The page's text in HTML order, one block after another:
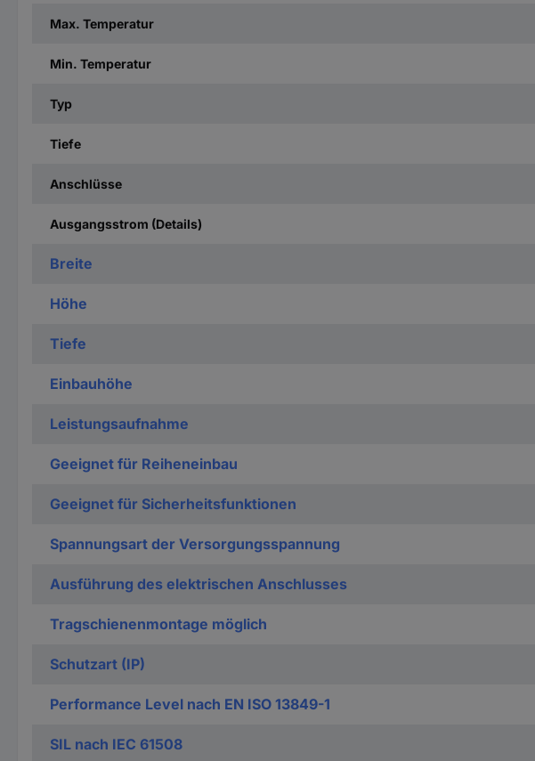
Max. Temperatur
Min. Temperatur
Typ
Tiefe
Anschlüsse
Ausgangsstrom (Details)
Breite
Höhe
Tiefe
Einbauhöhe
Leistungsaufnahme
Geeignet für Reiheneinbau
Geeignet für Sicherheitsfunktionen
Spannungsart der Versorgungsspannung
Ausführung des elektrischen Anschlusses
Tragschienenmontage möglich
Schutzart (IP)
Performance Level nach EN ISO 13849-1
SIL nach IEC 61508